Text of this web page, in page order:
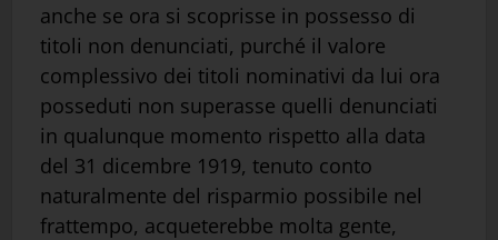
anche se ora si scoprisse in possesso di
titoli non denunciati, purché il valore
complessivo dei titoli nominativi da lui ora
posseduti non superasse quelli denunciati
in qualunque momento rispetto alla data
del 31 dicembre 1919, tenuto conto
naturalmente del risparmio possibile nel
frattempo, acqueterebbe molta gente,